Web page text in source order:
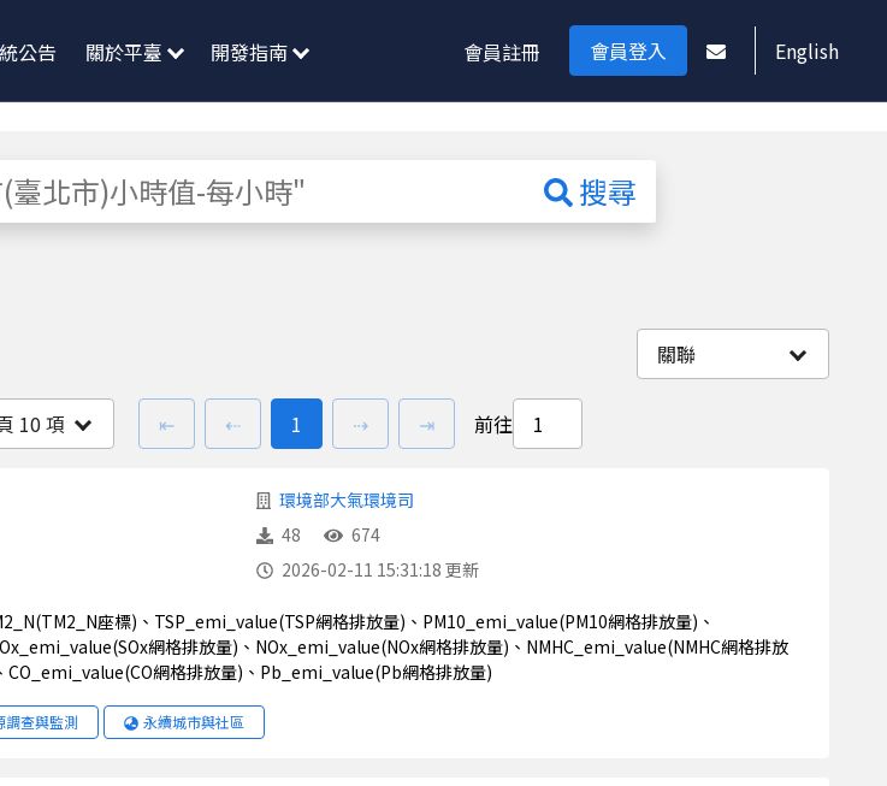
公告 關於平臺 開發指南 會員註冊 會員登入 English
搜尋
關聯
10項 ⇤第一頁⇠上一頁前往
1 ⇢下一頁⇥最後一頁
前往
環境部大氣環境司
48
674
2026-02-11 15:31:18 更新
網格排放量)、NOx_emi_value(NOx網格排放量)、NMHC_emi_value(NMHC網格排放
網格排放量)、Pb_emi_value(Pb網格排放量)
調查與監測 永續城市與社區